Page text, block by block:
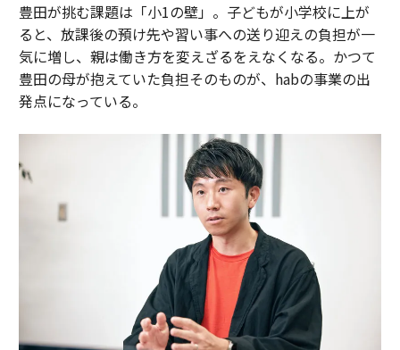
豊田が挑む課題は「小1の壁」。子どもが小学校に上が
ると、放課後の預け先や習い事への送り迎えの負担が一
気に増し、親は働き方を変えざるをえなくなる。かつて
豊田の母が抱えていた負担そのものが、habの事業の出
発点になっている。